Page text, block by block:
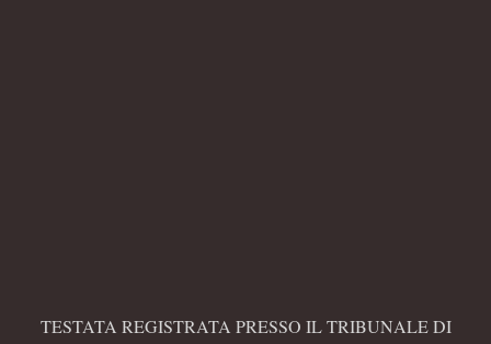
TESTATA REGISTRATA PRESSO IL TRIBUNALE DI